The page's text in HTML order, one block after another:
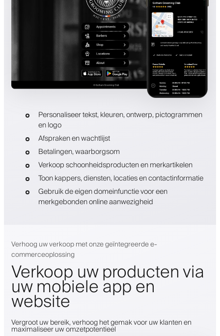
Personaliseer tekst, kleuren, ontwerp, pictogrammen
en logo
Afspraken en wachtlijst
Betalingen, waarborgsom
Verkoop schoonheidsproducten en merkartikelen
Toon kappers, diensten, locaties en contactinformatie
Gebruik de eigen domeinfunctie voor een
merkgebonden online aanwezigheid
Verhoog uw verkoop met onze geïntegreerde e-
commerceoplossing
Verkoop uw producten via
uw mobiele app en
website
Vergroot uw bereik, verhoog het gemak voor uw klanten en
maximaliseer uw omzetpotentieel